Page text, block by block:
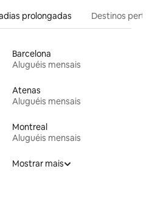
prolongadas Destinos
Barcelona
Aluguéis mensais
Atenas
Aluguéis mensais
Montreal
Aluguéis mensais
Mostrar mais